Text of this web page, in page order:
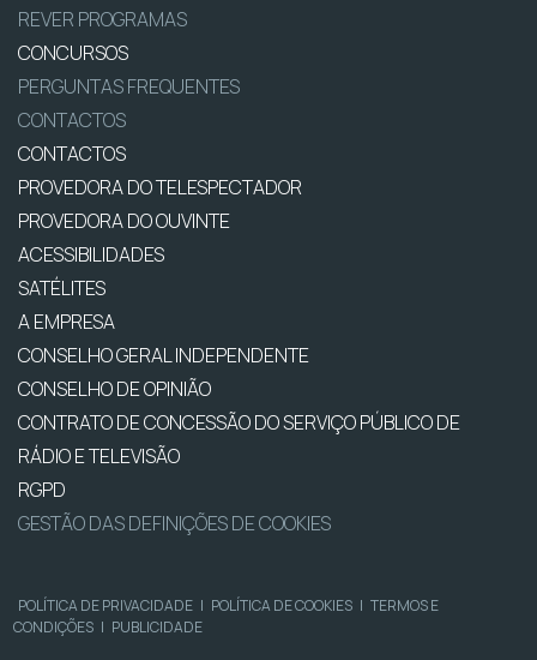
REVER PROGRAMAS
CONCURSOS
PERGUNTAS FREQUENTES
CONTACTOS
CONTACTOS
PROVEDORA DO TELESPECTADOR
PROVEDORA DO OUVINTE
ACESSIBILIDADES
SATÉLITES
A EMPRESA
CONSELHO GERAL INDEPENDENTE
CONSELHO DE OPINIÃO
CONTRATO DE CONCESSÃO DO SERVIÇO PÚBLICO DE
RÁDIO E TELEVISÃO
RGPD
GESTÃO DAS DEFINIÇÕES DE COOKIES
POLÍTICA DE PRIVACIDADE | POLÍTICA DE COOKIES | TERMOS E
CONDIÇÕES | PUBLICIDADE